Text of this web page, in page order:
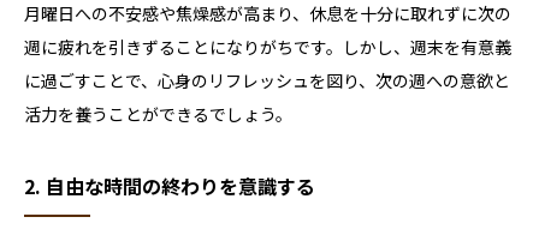
月曜日への不安感や焦燥感が高まり、休息を十分に取れずに次の
週に疲れを引きずることになりがちです。しかし、週末を有意義
に過ごすことで、心身のリフレッシュを図り、次の週への意欲と
活力を養うことができるでしょう。
2. 自由な時間の終わりを意識する